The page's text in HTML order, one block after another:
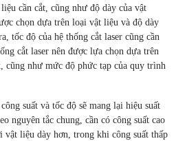
cần cắt, cũng như độ dày của vật
chọn dựa trên loại vật liệu và độ dày
tốc độ của hệ thống cắt laser cũng cần
cắt laser nên được lựa chọn dựa trên
cũng như mức độ phức tạp của quy trình
suất và tốc độ sẽ mang lại hiệu suất
nguyên tắc chung, cần có công suất cao
vật liệu dày hơn, trong khi công suất thấp